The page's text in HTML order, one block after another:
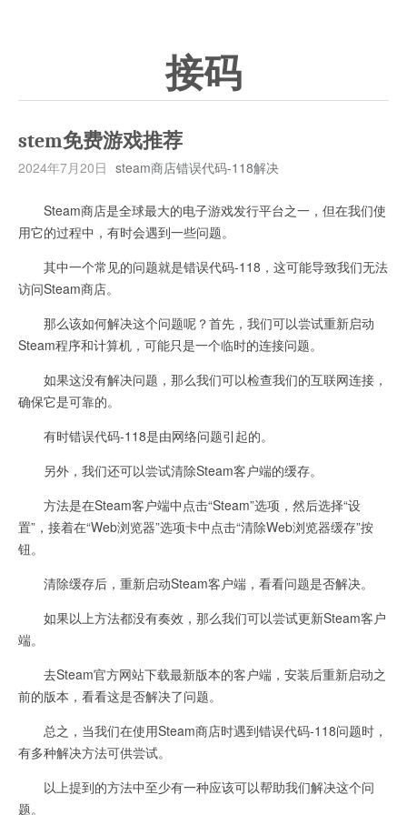
接码
stem免费游戏推荐
2024年7月20日 steam商店错误代码-118解决
Steam商店是全球最大的电子游戏发行平台之一，但在我们使
用它的过程中，有时会遇到一些问题。
其中一个常见的问题就是错误代码-118，这可能导致我们无法
访问Steam商店。
那么该如何解决这个问题呢？首先，我们可以尝试重新启动
Steam程序和计算机，可能只是一个临时的连接问题。
如果这没有解决问题，那么我们可以检查我们的互联网连接，
确保它是可靠的。
有时错误代码-118是由网络问题引起的。
另外，我们还可以尝试清除Steam客户端的缓存。
方法是在Steam客户端中点击“Steam”选项，然后选择“设
置”，接着在“Web浏览器”选项卡中点击“清除Web浏览器缓存”按
钮。
清除缓存后，重新启动Steam客户端，看看问题是否解决。
如果以上方法都没有奏效，那么我们可以尝试更新Steam客户
端。
去Steam官方网站下载最新版本的客户端，安装后重新启动之
前的版本，看看这是否解决了问题。
总之，当我们在使用Steam商店时遇到错误代码-118问题时，
有多种解决方法可供尝试。
以上提到的方法中至少有一种应该可以帮助我们解决这个问
题。